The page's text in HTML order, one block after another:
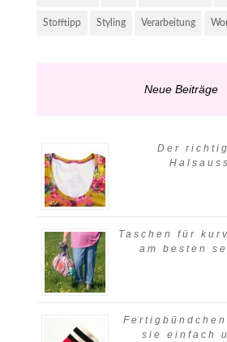
Stofftipp Styling Verarbeitung
Neue Beiträge
Der
Taschen für
am besten
sie einfach